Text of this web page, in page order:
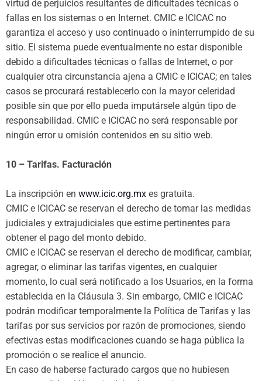
virtud de perjuicios resultantes de dificultades técnicas o
fallas en los sistemas o en Internet. CMIC e ICICAC no
garantiza el acceso y uso continuado o ininterrumpido de su
sitio. El sistema puede eventualmente no estar disponible
debido a dificultades técnicas o fallas de Internet, o por
cualquier otra circunstancia ajena a CMIC e ICICAC; en tales
casos se procurará restablecerlo con la mayor celeridad
posible sin que por ello pueda imputársele algún tipo de
responsabilidad. CMIC e ICICAC no será responsable por
ningún error u omisión contenidos en su sitio web.
10 – Tarifas. Facturación
La inscripción en www.icic.org.mx es gratuita.
CMIC e ICICAC se reservan el derecho de tomar las medidas
judiciales y extrajudiciales que estime pertinentes para
obtener el pago del monto debido.
CMIC e ICICAC se reservan el derecho de modificar, cambiar,
agregar, o eliminar las tarifas vigentes, en cualquier
momento, lo cual será notificado a los Usuarios, en la forma
establecida en la Cláusula 3. Sin embargo, CMIC e ICICAC
podrán modificar temporalmente la Política de Tarifas y las
tarifas por sus servicios por razón de promociones, siendo
efectivas estas modificaciones cuando se haga pública la
promoción o se realice el anuncio.
En caso de haberse facturado cargos que no hubiesen